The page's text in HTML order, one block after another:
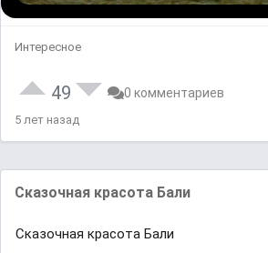
Интересное
49 0 комментариев
5 лет назад
Сказочная красота Бали
Сказочная красота Бали